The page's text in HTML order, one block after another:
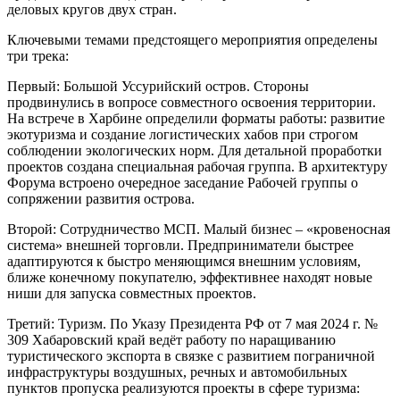
деловых кругов двух стран.
Ключевыми темами предстоящего мероприятия определены
три трека:
Первый: Большой Уссурийский остров. Стороны
продвинулись в вопросе совместного освоения территории.
На встрече в Харбине определили форматы работы: развитие
экотуризма и создание логистических хабов при строгом
соблюдении экологических норм. Для детальной проработки
проектов создана специальная рабочая группа. В архитектуру
Форума встроено очередное заседание Рабочей группы о
сопряжении развития острова.
Второй: Сотрудничество МСП. Малый бизнес – «кровеносная
система» внешней торговли. Предприниматели быстрее
адаптируются к быстро меняющимся внешним условиям,
ближе конечному покупателю, эффективнее находят новые
ниши для запуска совместных проектов.
Третий: Туризм. По Указу Президента РФ от 7 мая 2024 г. №
309 Хабаровский край ведёт работу по наращиванию
туристического экспорта в связке с развитием пограничной
инфраструктуры воздушных, речных и автомобильных
пунктов пропуска реализуются проекты в сфере туризма: